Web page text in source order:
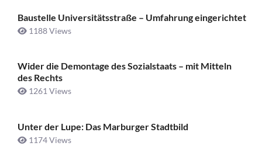
Baustelle Universitätsstraße ­– Umfahrung eingerichtet
1188 Views
Wider die Demontage des Sozialstaats – mit Mitteln
des Rechts
1261 Views
Unter der Lupe: Das Marburger Stadtbild
1174 Views